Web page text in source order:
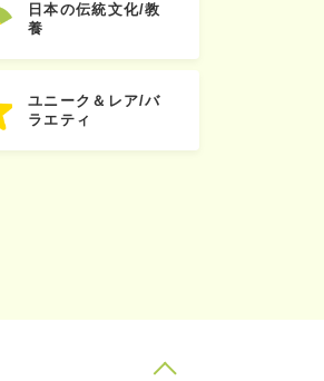
日本の伝統文化/教
養
ユニーク＆レア/バ
ラエティ